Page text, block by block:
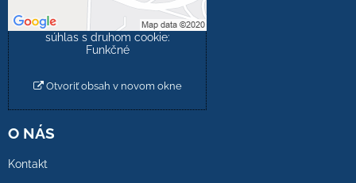
Povoliť a zapamätať -
súhlas s druhom cookie:
Funkčné
Otvoriť obsah v novom okne
O NÁS
Kontakt